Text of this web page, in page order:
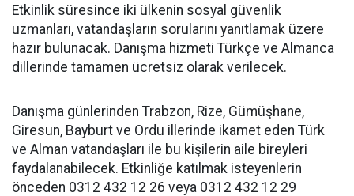
Etkinlik süresince iki ülkenin sosyal güvenlik
uzmanları, vatandaşların sorularını yanıtlamak üzere
hazır bulunacak. Danışma hizmeti Türkçe ve Almanca
dillerinde tamamen ücretsiz olarak verilecek.
Danışma günlerinden Trabzon, Rize, Gümüşhane,
Giresun, Bayburt ve Ordu illerinde ikamet eden Türk
ve Alman vatandaşları ile bu kişilerin aile bireyleri
faydalanabilecek. Etkinliğe katılmak isteyenlerin
önceden 0312 432 12 26 veya 0312 432 12 29